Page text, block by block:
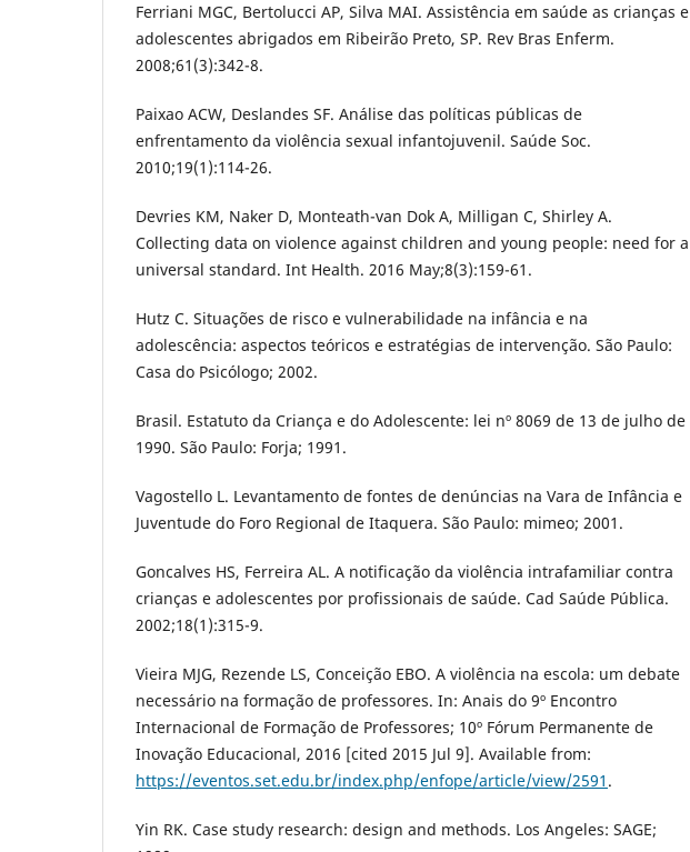
Ferriani MGC, Bertolucci AP, Silva MAI. Assistência em saúde as crianças e
adolescentes abrigados em Ribeirão Preto, SP. Rev Bras Enferm.
2008;61(3):342-8.
Paixao ACW, Deslandes SF. Análise das políticas públicas de
enfrentamento da violência sexual infantojuvenil. Saúde Soc.
2010;19(1):114-26.
Devries KM, Naker D, Monteath-van Dok A, Milligan C, Shirley A.
Collecting data on violence against children and young people: need for a
universal standard. Int Health. 2016 May;8(3):159-61.
Hutz C. Situações de risco e vulnerabilidade na infância e na
adolescência: aspectos teóricos e estratégias de intervenção. São Paulo:
Casa do Psicólogo; 2002.
Brasil. Estatuto da Criança e do Adolescente: lei nº 8069 de 13 de julho de
1990. São Paulo: Forja; 1991.
Vagostello L. Levantamento de fontes de denúncias na Vara de Infância e
Juventude do Foro Regional de Itaquera. São Paulo: mimeo; 2001.
Goncalves HS, Ferreira AL. A notificação da violência intrafamiliar contra
crianças e adolescentes por profissionais de saúde. Cad Saúde Pública.
2002;18(1):315-9.
Vieira MJG, Rezende LS, Conceição EBO. A violência na escola: um debate
necessário na formação de professores. In: Anais do 9º Encontro
Internacional de Formação de Professores; 10º Fórum Permanente de
Inovação Educacional, 2016 [cited 2015 Jul 9]. Available from:
https://eventos.set.edu.br/index.php/enfope/article/view/2591 .
Yin RK. Case study research: design and methods. Los Angeles: SAGE;